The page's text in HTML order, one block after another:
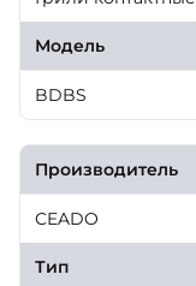
Модель
BDBS
Производитель
CEADO
Тип